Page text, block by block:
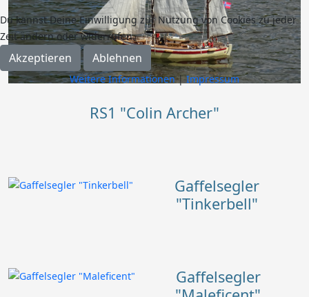
RS1 "Colin Archer"
Gaffelsegler
"Tinkerbell"
Gaffelsegler
Du kannst Deine Einwilligung zur Nutzung von Cookies zu jeder
Zeit ändern oder widerrufen.
Akzeptieren Ablehnen
Weitere Informationen|Impressum